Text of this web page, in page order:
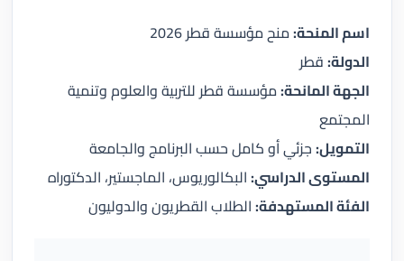
اسم المنحة:منح مؤسسة قطر 2026
الدولة:قطر
الجهة المانحة:مؤسسة قطر للتربية والعلوم وتنمية
المجتمع
التمويل:جزئي أو كامل حسب البرنامج والجامعة
المستوى الدراسي:البكالوريوس، الماجستير، الدكتوراه
الفئة المستهدفة:الطلاب القطريون والدوليون